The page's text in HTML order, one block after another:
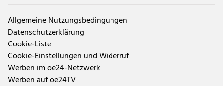
Allgemeine Nutzungsbedingungen
Datenschutzerklärung
Cookie-Liste
Cookie-Einstellungen und Widerruf
Werben im oe24-Netzwerk
Werben auf oe24TV